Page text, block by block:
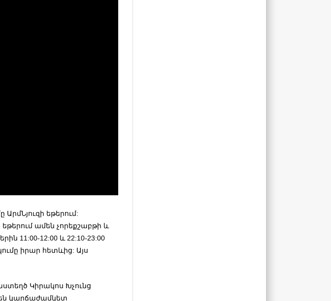
եթերում:
ամեն չորեքշաբթի և
11:00-12:00 և 22:10-23:00
իրար հետևից: Այս
Կիրակոս Խչունց
են կարճաժամկետ